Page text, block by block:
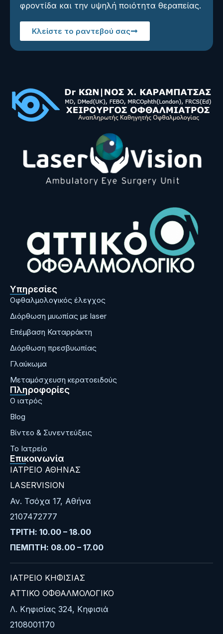
φροντίδα και την υψηλή ποιότητα θεραπείας.
Κλείστε το ραντεβού σας
Υπηρεσίες
Οφθαλμολογικός έλεγχος
Διόρθωση μυωπίας με laser
Επέμβαση Καταρράκτη
Διόρθωση πρεσβυωπίας
Γλαύκωμα
Μεταμόσχευση κερατοειδούς
Πληροφορίες
Ο ιατρός
Blog
Bίντεο & Συνεντεύξεις
Το Ιατρείο
Επικοινωνία
ΙΑΤΡΕΙΟ ΑΘΗΝΑΣ
LASERVISION
Αν. Τσόχα 17, Αθήνα
2107472777
ΤΡΙΤΗ: 10.00 – 18.00
ΠΕΜΠΤΗ: 08.00 – 17.00
ΙΑΤΡΕΙΟ ΚΗΦΙΣΙΑΣ
ΑΤΤΙΚΟ ΟΦΘΑΛΜΟΛΟΓΙΚΟ
Λ. Κηφισίας 324, Κηφισιά
2108001170